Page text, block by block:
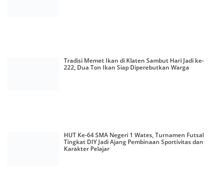
Tradisi Memet Ikan di Klaten Sambut Hari Jadi ke-
222, Dua Ton Ikan Siap Diperebutkan Warga
HUT Ke-64 SMA Negeri 1 Wates, Turnamen Futsal
Tingkat DIY Jadi Ajang Pembinaan Sportivitas dan
Karakter Pelajar